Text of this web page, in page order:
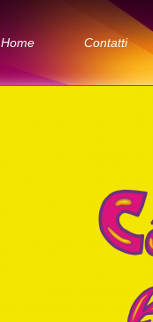
Home Contatti